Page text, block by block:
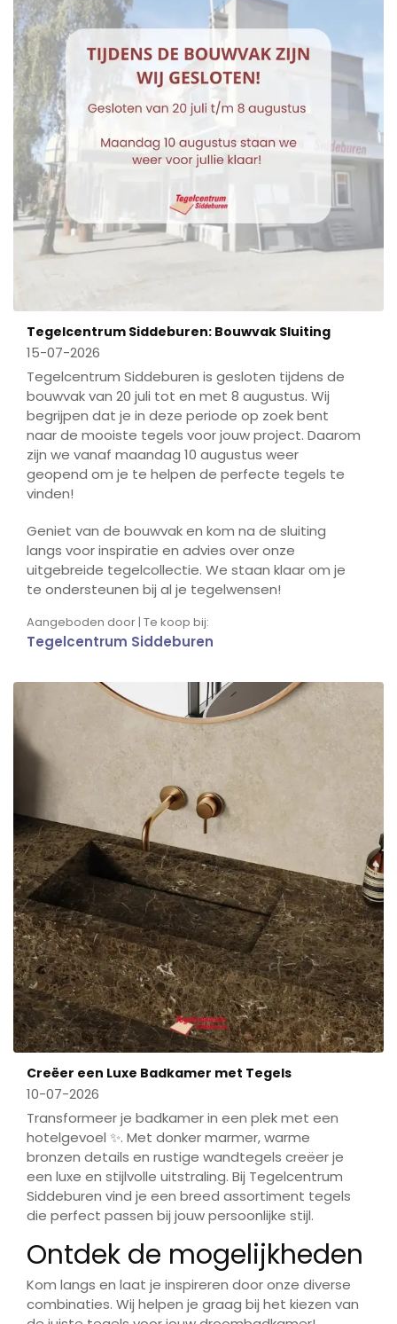
Tegelcentrum Siddeburen: Bouwvak Sluiting
15-07-2026
Tegelcentrum Siddeburen is gesloten tijdens de
bouwvak van 20 juli tot en met 8 augustus. Wij
begrijpen dat je in deze periode op zoek bent
naar de mooiste tegels voor jouw project. Daarom
zijn we vanaf maandag 10 augustus weer
geopend om je te helpen de perfecte tegels te
vinden!
Geniet van de bouwvak en kom na de sluiting
langs voor inspiratie en advies over onze
uitgebreide tegelcollectie. We staan klaar om je
te ondersteunen bij al je tegelwensen!
Aangeboden door | Te koop bij:
Tegelcentrum Siddeburen
Creëer een Luxe Badkamer met Tegels
10-07-2026
Transformeer je badkamer in een plek met een
hotelgevoel ✨. Met donker marmer, warme
bronzen details en rustige wandtegels creëer je
een luxe en stijlvolle uitstraling. Bij Tegelcentrum
Siddeburen vind je een breed assortiment tegels
die perfect passen bij jouw persoonlijke stijl.
Ontdek de mogelijkheden
Kom langs en laat je inspireren door onze diverse
combinaties. Wij helpen je graag bij het kiezen van